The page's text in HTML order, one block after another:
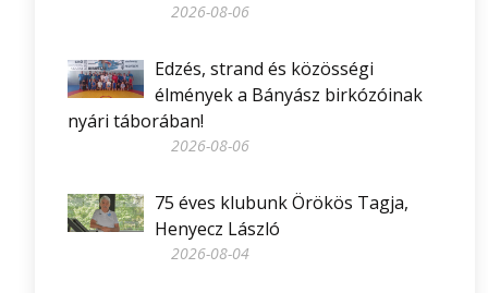
2026-08-06
Edzés, strand és közösségi
élmények a Bányász birkózóinak
nyári táborában!
2026-08-06
75 éves klubunk Örökös Tagja,
Henyecz László
2026-08-04